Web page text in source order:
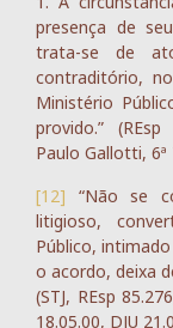
presença de
trata-se de
contraditório,
Ministério
provido.”
Paulo Gallotti, 6ª
[12] “Não se
litigioso,
Público,
o acordo, deixa
(STJ, REsp
18.05.00, DJU